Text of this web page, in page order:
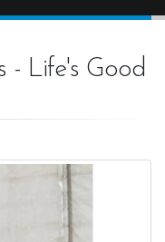
- Life's Good